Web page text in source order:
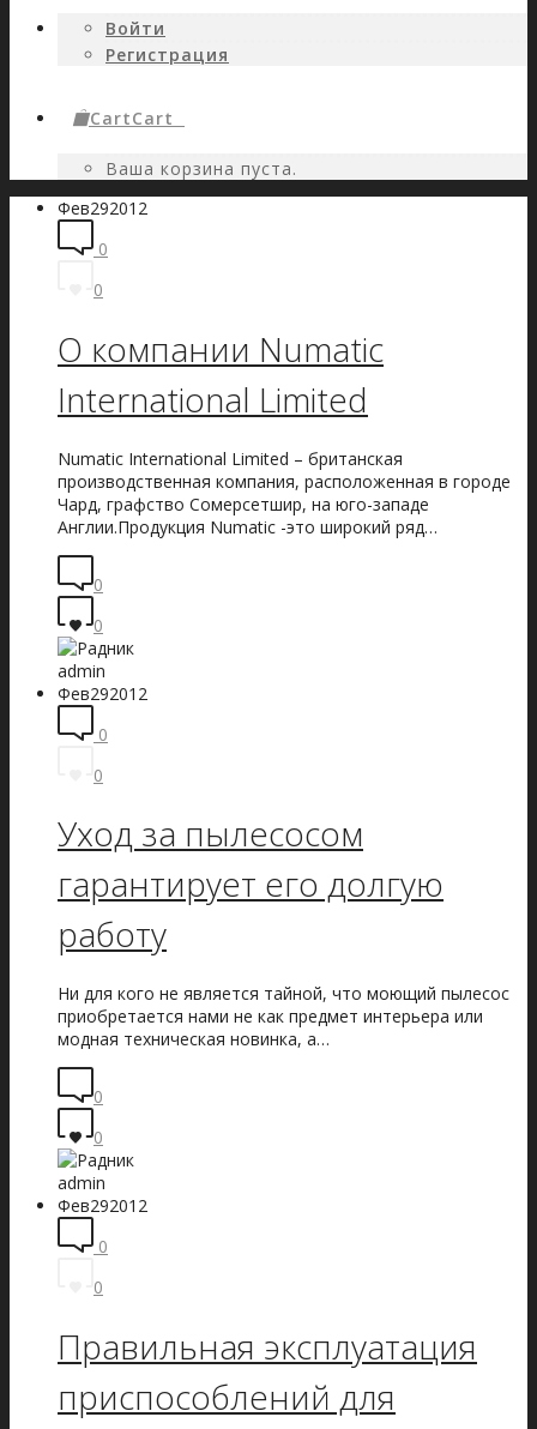
Войти
Регистрация
CartCart
Ваша корзина пуста.
Фев292012
0
0
О компании Numatic
International Limited
Numatic International Limited – британская
производственная компания, расположенная в городе
Чард, графство Сомерсетшир, на юго-западе
Англии.Продукция Numatic -это широкий ряд…
0
0
admin
Фев292012
0
0
Уход за пылесосом
гарантирует его долгую
работу
Ни для кого не является тайной, что моющий пылесос
приобретается нами не как предмет интерьера или
модная техническая новинка, а…
0
0
admin
Фев292012
0
0
Правильная эксплуатация
приспособлений для